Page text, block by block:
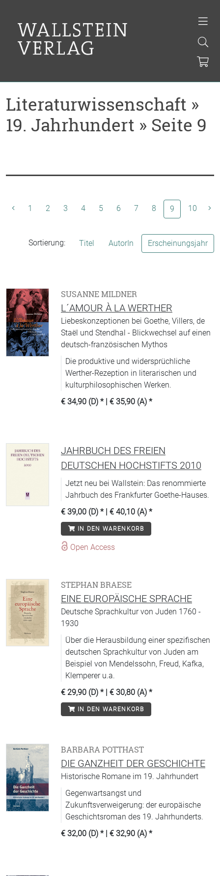
Literaturwissenschaft »
19. Jahrhundert » Seite 9
1 2 3 4 5 6 7 8 9 (aktuelle
10
Sortierung: Titel AutorIn Erscheinungsjahr
SUSANNE MILDNER
L´AMOUR À LA WERTHER
Liebeskonzeptionen bei Goethe, Villers, de
Staël und Stendhal - Blickwechsel auf einen
deutsch-französischen Mythos
Die produktive und widersprüchliche
Werther-Rezeption in literarischen und
kulturphilosophischen Werken.
€ 34,90 (D) * | € 35,90 (A) *
JAHRBUCH DES FREIEN
DEUTSCHEN HOCHSTIFTS 2010
Jetzt neu bei Wallstein: Das renommierte
Jahrbuch des Frankfurter Goethe-Hauses.
€ 39,00 (D) * | € 40,10 (A) *
IN DEN WARENKORB
Open Access
STEPHAN BRAESE
EINE EUROPÄISCHE SPRACHE
Deutsche Sprachkultur von Juden 1760 -
1930
Über die Herausbildung einer spezifischen
deutschen Sprachkultur von Juden am
Beispiel von Mendelssohn, Freud, Kafka,
Klemperer u.a.
€ 29,90 (D) * | € 30,80 (A) *
IN DEN WARENKORB
BARBARA POTTHAST
DIE GANZHEIT DER GESCHICHTE
Historische Romane im 19. Jahrhundert
Gegenwartsangst und
Zukunftsverweigerung: der europäische
Geschichtsroman des 19. Jahrhunderts.
€ 32,00 (D) * | € 32,90 (A) *